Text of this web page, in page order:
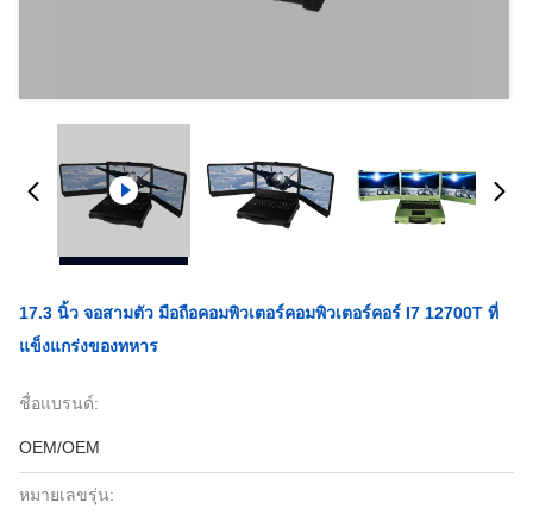
17.3 นิ้ว จอสามตัว มือถือคอมพิวเตอร์คอมพิวเตอร์คอร์ I7 12700T ที่
แข็งแกร่งของทหาร
ชื่อแบรนด์:
OEM/OEM
หมายเลขรุ่น: